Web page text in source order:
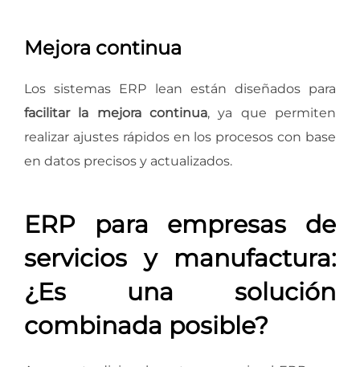
Mejora continua
Los sistemas ERP lean están diseñados para
facilitar la mejora continua, ya que permiten
realizar ajustes rápidos en los procesos con base
en datos precisos y actualizados.
ERP para empresas de
servicios y manufactura:
¿Es una solución
combinada posible?